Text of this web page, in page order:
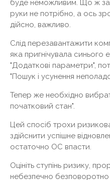
буде неможливим. Що ж
руки не потрібно, а ось
дійсно, важливо.
Слід перезавантажити
яка пригнічувала синього
"Додаткові параметри",
"Пошук і усунення
Тепер же необхідно
початковий стан".
Цей спосіб трохи
здійснити успішне
остаточно ОС впасти.
Оцініть ступінь ризику,
небезпечно